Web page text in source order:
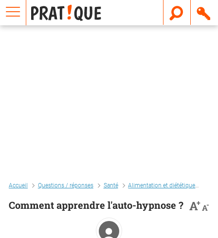
Accueil Questions / réponses Santé Alimentation et diététique
Comment apprendre l'auto-hypnose ? A+A-
E
m
a